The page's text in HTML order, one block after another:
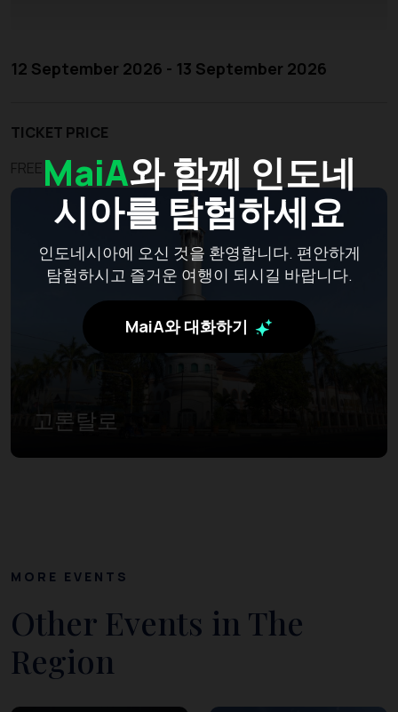
MaiA와 함께 인도네
시아를 탐험하세요
인도네시아에 오신 것을 환영합니다. 편안하게
탐험하시고 즐거운 여행이 되시길 바랍니다.
MaiA와 대화하기
12 September 2026 - 13 September 2026
TICKET PRICE
FREE
고론탈로
MORE EVENTS
Other Events in The
Region